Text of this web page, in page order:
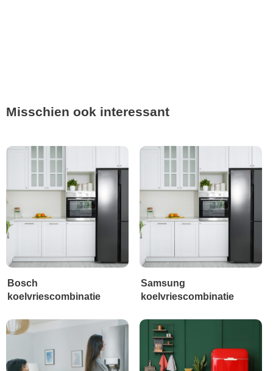
Misschien ook interessant
Bosch
koelvriescombinatie
Samsung
koelvriescombinatie